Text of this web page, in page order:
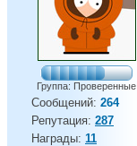
Группа: Проверенные
Сообщений: 264
Репутация: 287
Награды: 11